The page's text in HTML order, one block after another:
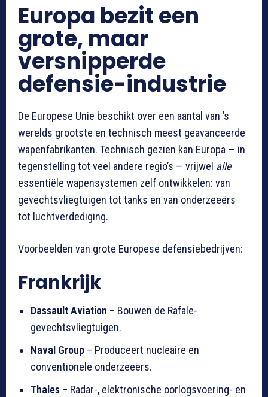
Europa bezit een
grote, maar
versnipperde
defensie-industrie
De Europese Unie beschikt over een aantal van ’s
werelds grootste en technisch meest geavanceerde
wapenfabrikanten. Technisch gezien kan Europa — in
tegenstelling tot veel andere regio’s — vrijwel alle
essentiële wapensystemen zelf ontwikkelen: van
gevechtsvliegtuigen tot tanks en van onderzeeërs
tot luchtverdediging.
Voorbeelden van grote Europese defensiebedrijven:
Frankrijk
Dassault Aviation – Bouwen de Rafale-
gevechtsvliegtuigen.
Naval Group – Produceert nucleaire en
conventionele onderzeeërs.
Thales – Radar-, elektronische oorlogsvoering- en